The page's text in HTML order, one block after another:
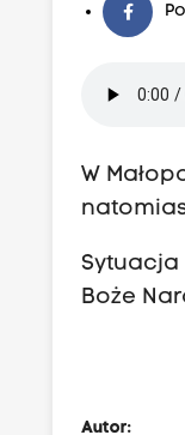
W
Sytuacja
Boże
Autor: